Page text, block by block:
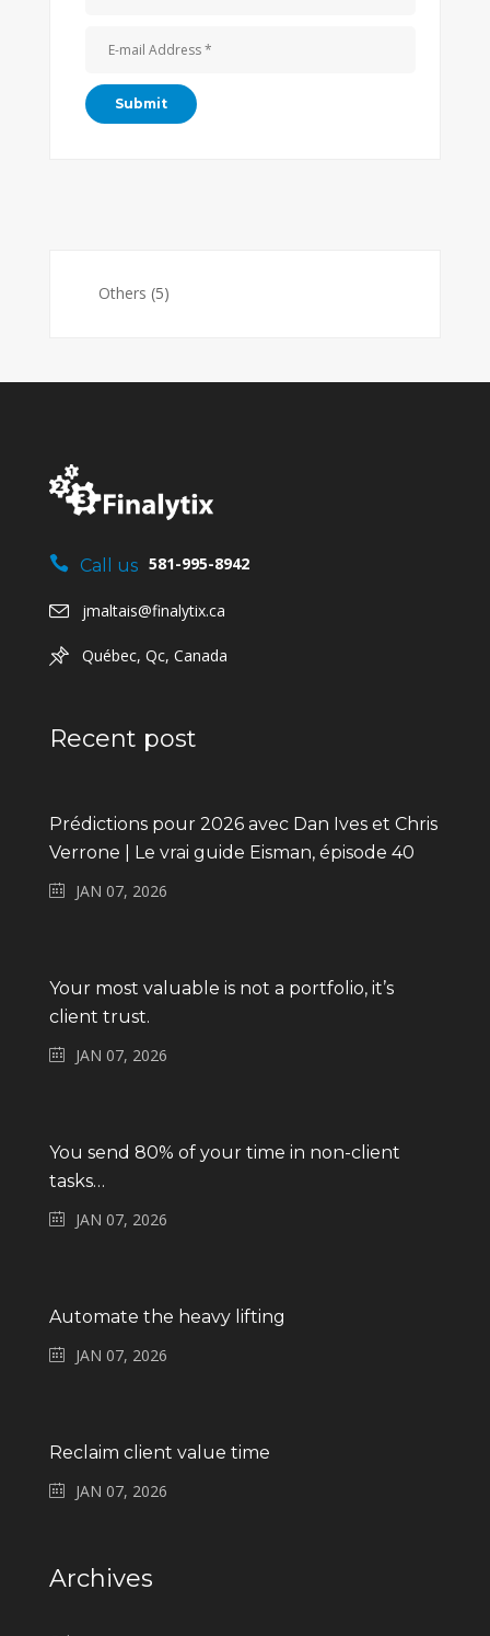
Others (5)
Call us 581-995-8942
jmaltais@finalytix.ca
Québec, Qc, Canada
Recent post
Prédictions pour 2026 avec Dan Ives et Chris
Verrone | Le vrai guide Eisman, épisode 40
JAN 07, 2026
Your most valuable is not a portfolio, it’s
client trust.
JAN 07, 2026
You send 80% of your time in non-client
tasks…
JAN 07, 2026
Automate the heavy lifting
JAN 07, 2026
Reclaim client value time
JAN 07, 2026
Archives